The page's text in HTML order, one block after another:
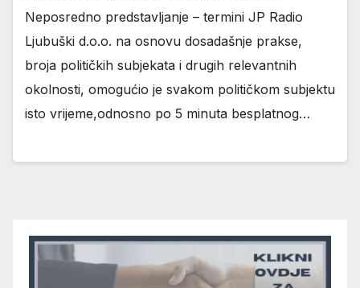
Neposredno predstavljanje – termini JP Radio
Ljubuški d.o.o. na osnovu dosadašnje prakse,
broja političkih subjekata i drugih relevantnih
okolnosti, omogućio je svakom političkom subjektu
isto vrijeme,odnosno po 5 minuta besplatnog…